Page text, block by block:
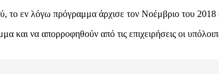
το εν λόγω πρόγραμμα άρχισε τον Νοέμβριο του 2018
και να απορροφηθούν από τις επιχειρήσεις οι